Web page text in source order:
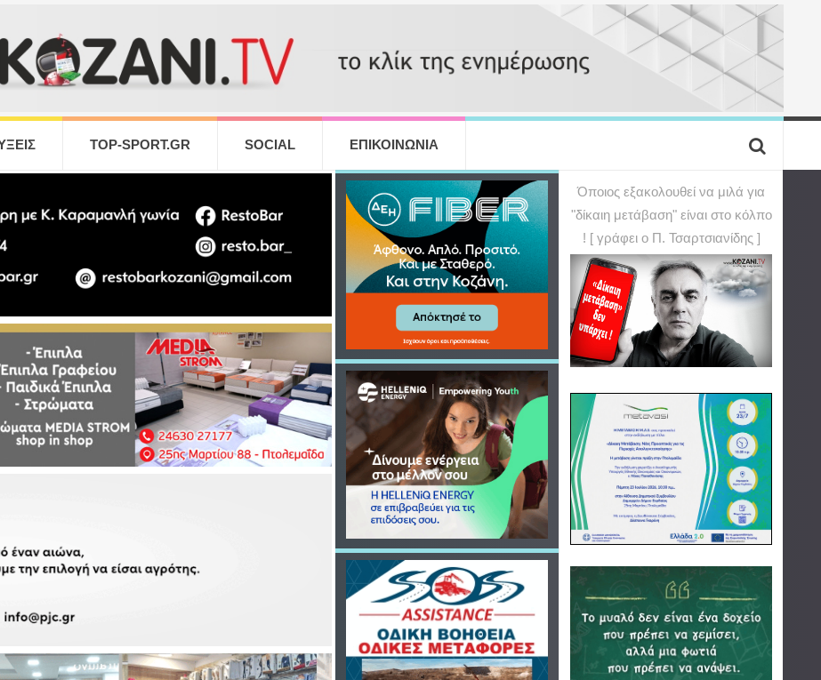
TOP-SPORT.GR SOCIAL ΕΠΙΚΟΙΝΩΝΙΑ
Όποιος εξακολουθεί να μιλά για
"δίκαιη μετάβαση" είναι στο κόλπο
! [ γράφει ο Π. Τσαρτσιανίδης ]